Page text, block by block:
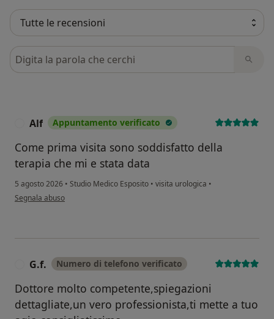
Cerca nelle recensioni
Alf Appuntamento verificato
Come prima visita sono soddisfatto della
terapia che mi e stata data
5 agosto 2026 • Studio Medico Esposito • visita urologica •
secondo l'opinione dell'utente Alf
Segnala abuso
G.f. Numero di telefono verificato
Dottore molto competente,spiegazioni
dettagliate,un vero professionista,ti mette a tuo